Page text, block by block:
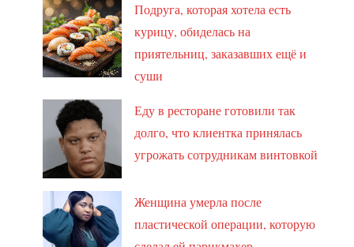
Подруга, которая хотела есть
курицу, обиделась на
приятельниц, заказавших ещё и
суши
Еду в ресторане готовили так
долго, что клиентка принялась
угрожать сотрудникам винтовкой
Женщина умерла после
пластической операции, которую